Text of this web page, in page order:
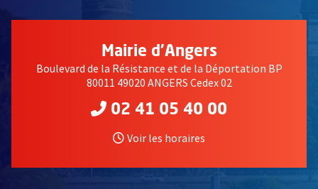
Mairie d'Angers
Boulevard de la Résistance et de la Déportation BP
80011 49020 ANGERS Cedex 02
02 41 05 40 00
Voir les horaires